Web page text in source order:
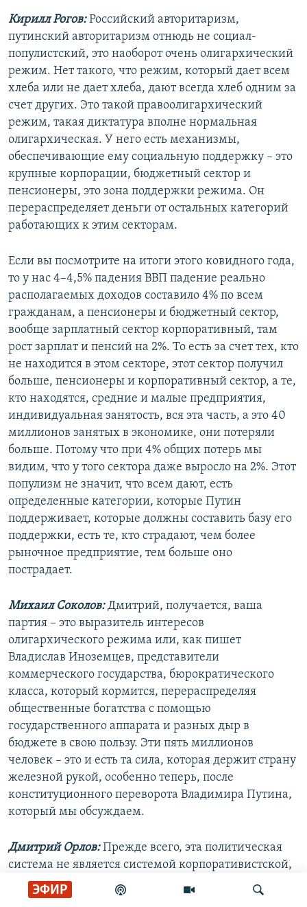
ЭФИР
Кирилл Рогов:Российский авторитаризм,
путинский авторитаризм отнюдь не социал-
популистский, это наоборот очень олигархический
режим. Нет такого, что режим, который дает всем
хлеба или не дает хлеба, дают всегда хлеб одним за
счет других. Это такой правоолигархический
режим, такая диктатура вполне нормальная
олигархическая. У него есть механизмы,
обеспечивающие ему социальную поддержку – это
крупные корпорации, бюджетный сектор и
пенсионеры, это зона поддержки режима. Он
перераспределяет деньги от остальных категорий
работающих к этим секторам.
Если вы посмотрите на итоги этого ковидного года,
то у нас 4–4,5% падения ВВП падение реально
располагаемых доходов составило 4% по всем
гражданам, а пенсионеры и бюджетный сектор,
вообще зарплатный сектор корпоративный, там
рост зарплат и пенсий на 2%. То есть за счет тех, кто
не находится в этом секторе, этот сектор получил
больше, пенсионеры и корпоративный сектор, а те,
кто находятся, средние и малые предприятия,
индивидуальная занятость, вся эта часть, а это 40
миллионов занятых в экономике, они потеряли
больше. Потому что при 4% общих потерь мы
видим, что у того сектора даже выросло на 2%. Этот
популизм не значит, что всем дают, есть
определенные категории, которые Путин
поддерживает, которые должны составить базу его
поддержки, есть те, кто страдают, чем более
рыночное предприятие, тем больше оно
пострадает.
Михаил Соколов:Дмитрий, получается, ваша
партия – это выразитель интересов
олигархического режима или, как пишет
Владислав Иноземцев, представители
коммерческого государства, бюрократического
класса, который кормится, перераспределяя
общественные богатства с помощью
государственного аппарата и разных дыр в
бюджете в свою пользу. Эти пять миллионов
человек – это и есть та сила, которая держит страну
железной рукой, особенно теперь, после
конституционного переворота Владимира Путина,
который мы обсуждаем.
Дмитрий Орлов:Прежде всего, эта политическая
система не является системой корпоративистской,
тем более не является персоналистской
диктатурой. Это моноцентризм, как он был 10–15